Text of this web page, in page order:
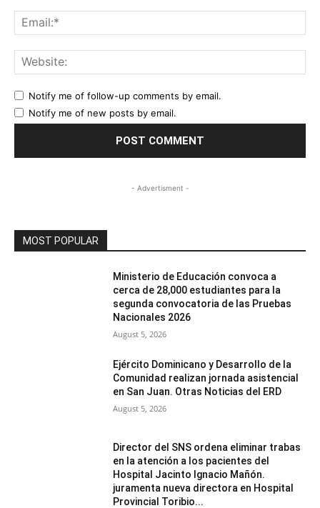
Notify me of follow-up comments by email.
Notify me of new posts by email.
- Advertisment -
MOST POPULAR
Ministerio de Educación convoca a
cerca de 28,000 estudiantes para la
segunda convocatoria de las Pruebas
Nacionales 2026
August 5, 2026
Ejército Dominicano y Desarrollo de la
Comunidad realizan jornada asistencial
en San Juan. Otras Noticias del ERD
August 5, 2026
Director del SNS ordena eliminar trabas
en la atención a los pacientes del
Hospital Jacinto Ignacio Mañón.
juramenta nueva directora en Hospital
Provincial Toribio...